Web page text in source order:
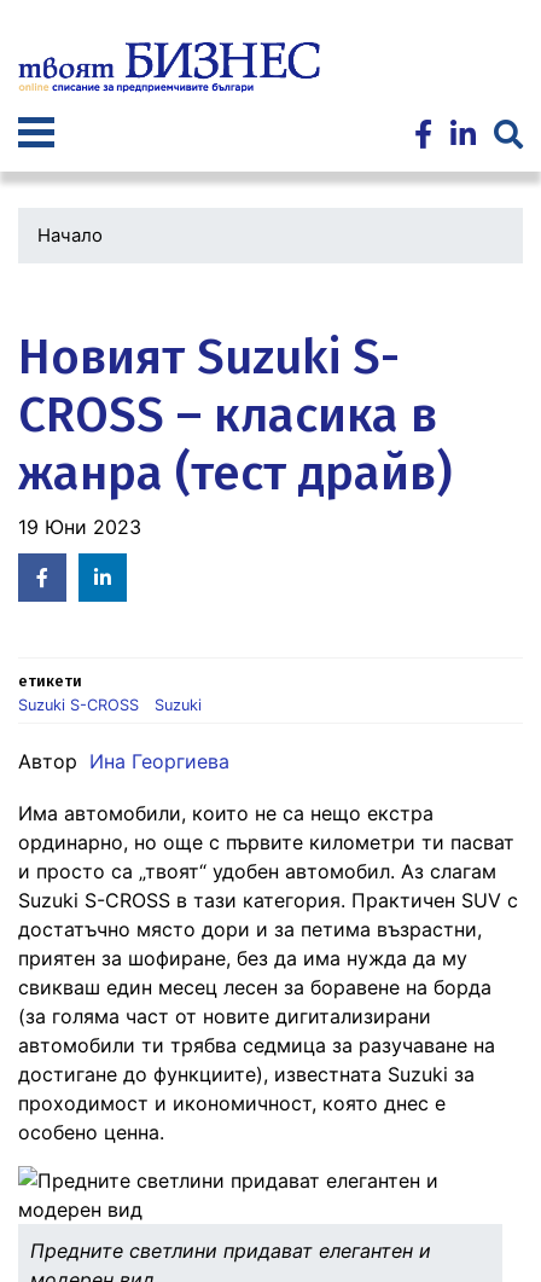
към
основното
Начало
Новият Suzuki S-
CROSS – класика в
жанра (тест драйв)
19 Юни 2023
Facebook
in
етикети
Suzuki S-CROSS
Suzuki
Автор Ина Георгиева
Има автомобили, които не са нещо екстра
ординарно, но още с първите километри ти пасват
и просто са „твоят“ удобен автомобил. Аз слагам
Suzuki S-CROSS в тази категория. Практичен SUV с
достатъчно място дори и за петима възрастни,
приятен за шофиране, без да има нужда да му
свикваш един месец лесен за боравене на борда
(за голяма част от новите дигитализирани
автомобили ти трябва седмица за разучаване на
достигане до функциите), известната Suzuki за
проходимост и икономичност, която днес е
особено ценна.
Предните светлини придават елегантен и